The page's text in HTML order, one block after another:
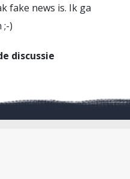
fake news is. Ik ga
;-)
discussie